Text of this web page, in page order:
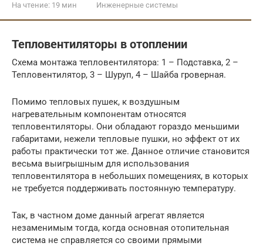
На чтение: 19 мин Инженерные системы
Тепловентиляторы в отоплении
Схема монтажа тепловентилятора: 1 – Подставка, 2 –
Тепловентилятор, 3 – Шуруп, 4 – Шайба гроверная.
Помимо тепловых пушек, к воздушным
нагревательным компонентам относятся
тепловентиляторы. Они обладают гораздо меньшими
габаритами, нежели тепловые пушки, но эффект от их
работы практически тот же. Данное отличие становится
весьма выигрышным для использования
тепловентилятора в небольших помещениях, в которых
не требуется поддерживать постоянную температуру.
Так, в частном доме данный агрегат является
незаменимым тогда, когда основная отопительная
система не справляется со своими прямыми